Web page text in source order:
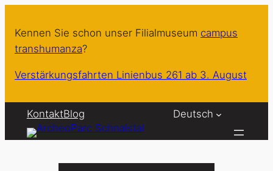
Inhalt
springen
Kennen Sie schon unser Filialmuseum campus
transhumanza?
Verstärkungsfahrten Linienbus 261 ab 3. August
KontaktBlog Deutsch